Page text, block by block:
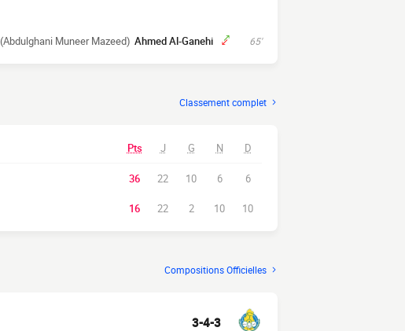
65'
Ahmed Al-Ganehi
(Abdulghani Muneer Mazeed)
Classement complet
Pts J G N D
36 22 10 6 6
16 22 2 10 10
Compositions Officielles
3-4-3